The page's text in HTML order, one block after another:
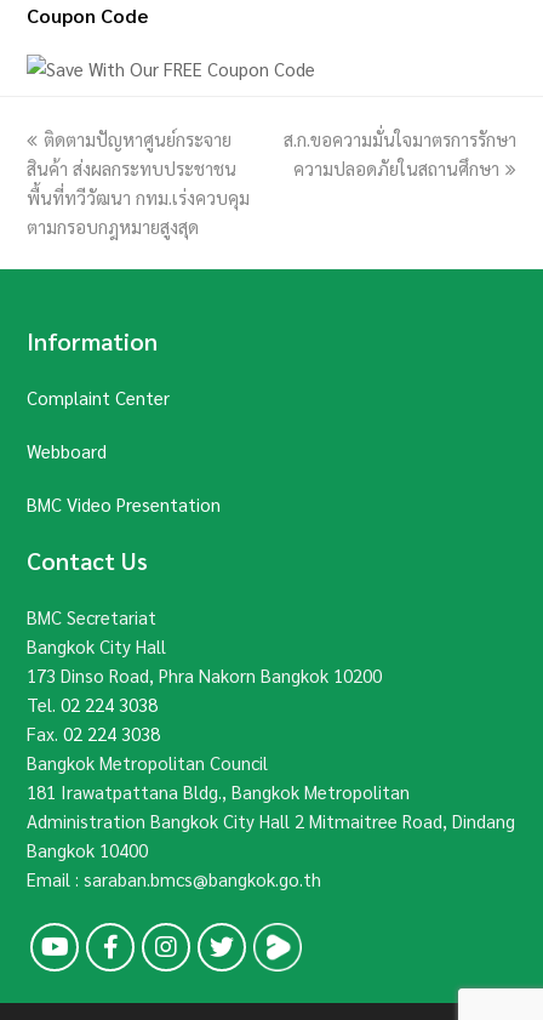
Coupon Code
previous
post:
ติดตามปัญหาศูนย์กระจาย
สินค้า ส่งผลกระทบประชาชน
พื้นที่ทวีวัฒนา กทม.เร่งควบคุม
ตามกรอบกฎหมายสูงสุด
next
post:
ส.ก.ขอความมั่นใจมาตรการรักษา
ความปลอดภัยในสถานศึกษา
Information
Complaint Center
Webboard
BMC Video Presentation
Contact Us
BMC Secretariat
Bangkok City Hall
173 Dinso Road, Phra Nakorn Bangkok 10200
Tel.02 224 3038
Fax.02 224 3038
Bangkok Metropolitan Council
181 Irawatpattana Bldg., Bangkok Metropolitan
Administration Bangkok City Hall 2 Mitmaitree Road, Dindang
Bangkok 10400
Email : saraban.bmcs@bangkok.go.th